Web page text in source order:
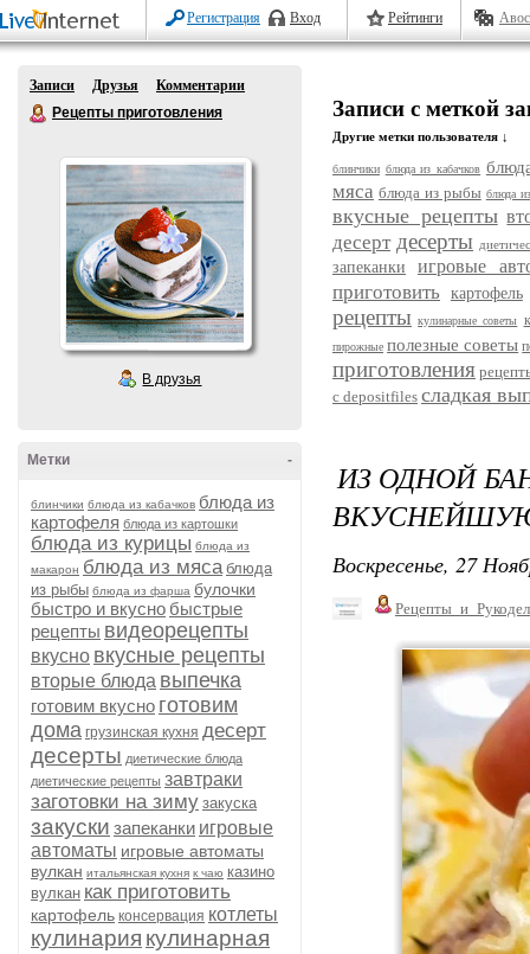
Регистрация Вход Рейтинги
Записи Друзья
Комментарии
Рецепты приготовления
В друзья
-
Метки
блинчики блюда из кабачков блюда из
картофеля блюда из картошки
блюда из курицы блюда из
макарон блюда из мяса блюда
из рыбы блюда из фарша булочки
быстро и вкусно быстрые
рецепты видеорецепты
вкусно вкусные рецепты
вторые блюда выпечка
готовим вкусно готовим
дома грузинская кухня десерт
десерты диетические блюда
диетические рецепты завтраки
заготовки на зиму закуска
закуски запеканки игровые
автоматы игровые автоматы
вулкан итальянская кухня к чаю казино
вулкан как приготовить
картофель консервация котлеты
кулинария кулинарная
Записи с меткой
Другие метки пользователя ↓
блинчики блюда из кабачков
мяса блюда из рыбы блюда
вкусные рецепты
десерт десерты
запеканки игровые
приготовить картофель
рецепты кулинарные советы
пирожные полезные советы
приготовления
с depositfiles сладкая
ИЗ ОДНОЙ
Воскресенье, 27